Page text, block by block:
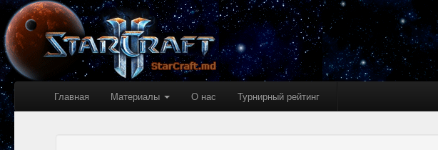
Главная Материалы О нас Турнирный рейтинг